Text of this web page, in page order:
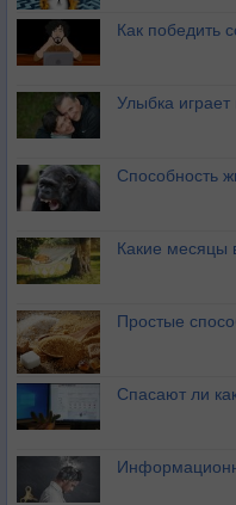
Как победить
Улыбка
Способность
Какие месяцы
Простые
Спасают ли